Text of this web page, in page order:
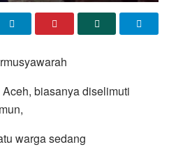
biasanya diselimuti
warga sedang